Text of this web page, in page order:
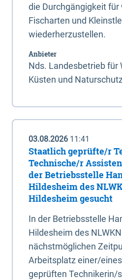
die Durchgängigkeit für
Fischarten und
wiederherzustellen.
Anbieter
Nds. Landesbetrieb für
Küsten und
03.08.2026 11:41
Staatlich geprüfte/r
Technische/r
der Betriebsstelle
Hildesheim des
Hildesheim gesucht
In der Betriebsstelle
Hildesheim des
nächstmöglichen
Arbeitsplatz einer/
geprüften Technikerin/